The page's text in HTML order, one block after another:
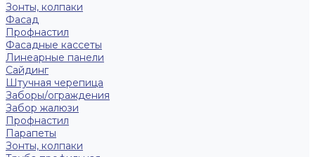
Зонты, колпаки
Фасад
Профнастил
Фасадные кассеты
Линеарные панели
Сайдинг
Штучная черепица
Заборы/ограждения
Забор жалюзи
Профнастил
Парапеты
Зонты, колпаки